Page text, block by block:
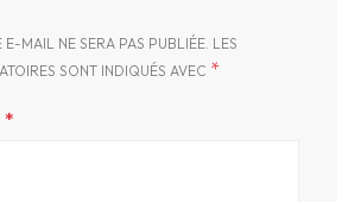
E-MAIL NE SERA PAS PUBLIÉE. LES
SONT INDIQUÉS AVEC *